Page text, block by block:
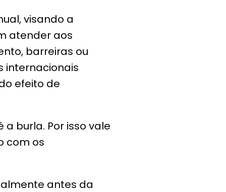
visando a
atender aos
barreiras ou
internacionais
efeito de
a burla. Por isso vale
com os
antes da